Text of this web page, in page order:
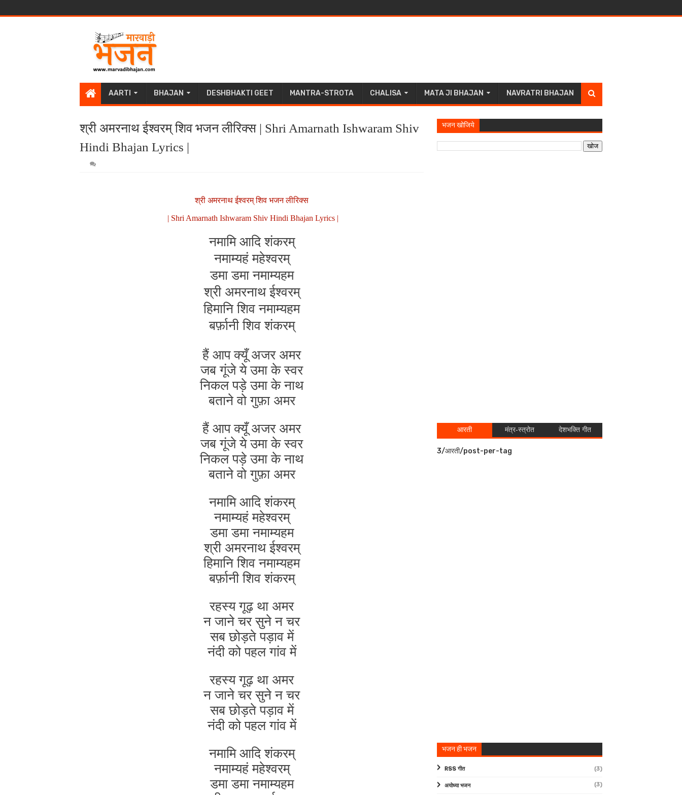
AARTI BHAJAN DESHBHAKTI GEET MANTRA-STROTA CHALISA MATA JI BHAJAN NAVRATRI BHAJAN
श्री अमरनाथ ईश्वरम् शिव भजन लीरिक्स | Shri Amarnath Ishwaram Shiv
Hindi Bhajan Lyrics |
श्री अमरनाथ ईश्वरम् शिव भजन लीरिक्स
| Shri Amarnath Ishwaram Shiv Hindi Bhajan Lyrics |
नमामि आदि शंकरम्
नमाम्यहं महेश्वरम्
डमा डमा नमाम्यहम
श्री अमरनाथ ईश्वरम्
हिमानि शिव नमाम्यहम
बर्फ़ानी शिव शंकरम्
हैं आप क्यूँ अजर अमर
जब गूंजे ये उमा के स्वर
निकल पड़े उमा के नाथ
बताने वो गुफ़ा अमर
हैं आप क्यूँ अजर अमर
जब गूंजे ये उमा के स्वर
निकल पड़े उमा के नाथ
बताने वो गुफ़ा अमर
नमामि आदि शंकरम्
नमाम्यहं महेश्वरम्
डमा डमा नमाम्यहम
श्री अमरनाथ ईश्वरम्
हिमानि शिव नमाम्यहम
बर्फ़ानी शिव शंकरम्
रहस्य गूढ़ था अमर
न जाने चर सुने न चर
सब छोड़ते पड़ाव में
नंदी को पहल गांव में
रहस्य गूढ़ था अमर
न जाने चर सुने न चर
सब छोड़ते पड़ाव में
नंदी को पहल गांव में
नमामि आदि शंकरम्
नमाम्यहं महेश्वरम्
डमा डमा नमाम्यहम
भजन खोजिये
आरती मंत्र-स्त्रोत देशभक्ति गीत
3/आरती/post-per-tag
भजन ही भजन
RSS गीत (3)
अयोध्या भजन (3)